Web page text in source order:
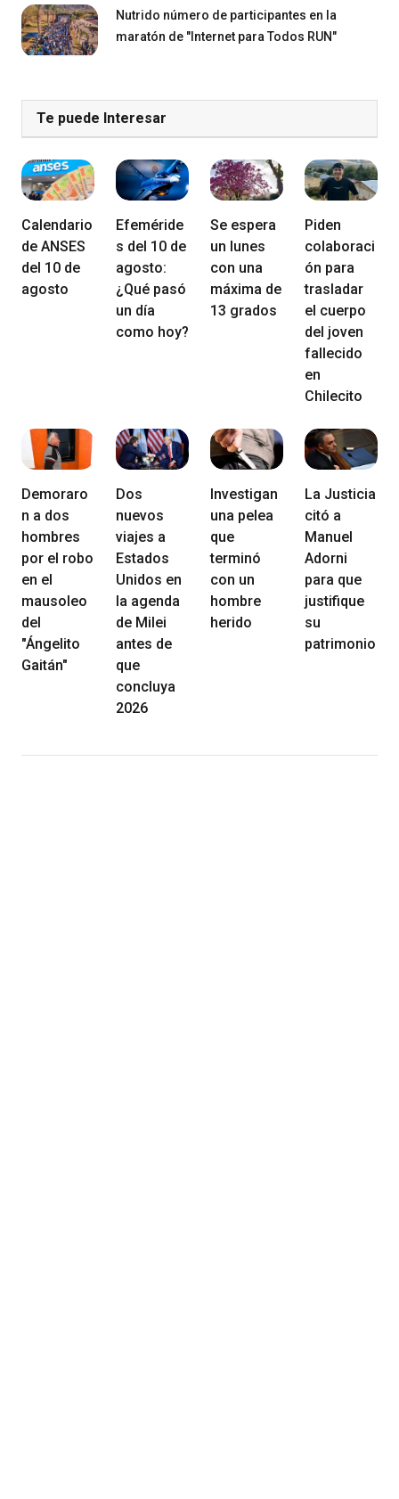
Nutrido número de participantes en la
maratón de "Internet para Todos RUN"
Te puede Interesar
Calendario
de ANSES
del 10 de
agosto
Efeméride
s del 10 de
agosto:
¿Qué pasó
un día
como hoy?
Se espera
un lunes
con una
máxima de
13 grados
Piden
colaboraci
ón para
trasladar
el cuerpo
del joven
fallecido
en
Chilecito
Demoraro
n a dos
hombres
por el robo
en el
mausoleo
del
"Ángelito
Gaitán"
Dos
nuevos
viajes a
Estados
Unidos en
la agenda
de Milei
antes de
que
concluya
2026
Investigan
una pelea
que
terminó
con un
hombre
herido
La Justicia
citó a
Manuel
Adorni
para que
justifique
su
patrimonio